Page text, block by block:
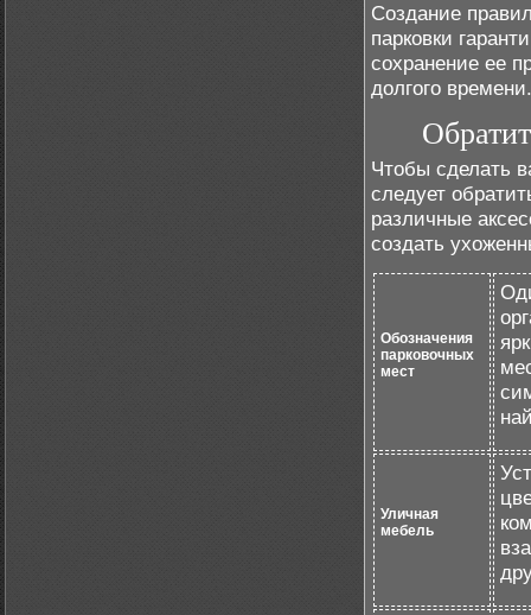
Создание
парковки
сохранение ее
долгого времени.
Чтобы сделать
следует
различные
создать
Обозначения
парковочных
мест
Уличная
мебель